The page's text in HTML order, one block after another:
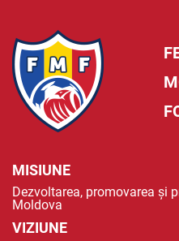
MISIUNE
Dezvoltarea, promovarea și
Moldova
VIZIUNE